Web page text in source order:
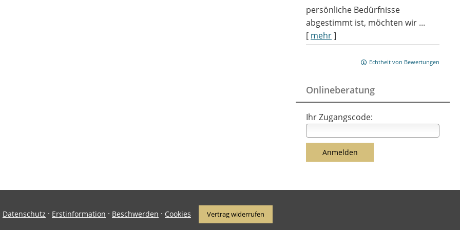
persönliche Bedürfnisse
abgestimmt ist, möchten wir ...
[ mehr]
Echtheit von Bewertungen
Onlineberatung
Ihr Zugangscode:
Datenschutz · Erstinformation · Beschwerden · Cookies Vertrag widerrufen